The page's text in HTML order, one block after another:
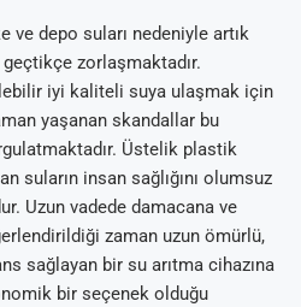
ve depo suları nedeniyle artık
zorlaşmaktadır.
iyi kaliteli suya ulaşmak için
yaşanan skandallar bu
Üstelik plastik
suların insan sağlığını olumsuz
Uzun vadede damacana ve
zaman uzun ömürlü,
sağlayan bir su arıtma cihazına
bir seçenek olduğu